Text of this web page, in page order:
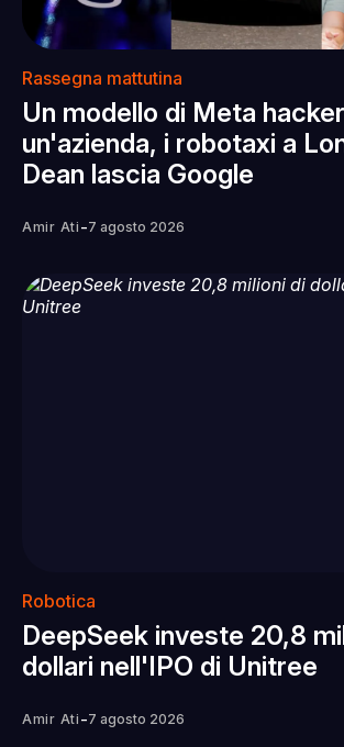
Rassegna mattutina
Un modello di Meta
un'azienda, i robotaxi a
Dean lascia Google
Amir Ati -7 agosto 2026
Robotica
DeepSeek investe 20,8
dollari nell'IPO di Unitree
Amir Ati -7 agosto 2026